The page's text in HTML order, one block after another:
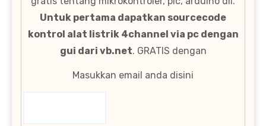
Untuk pertama dapatkan sourcecode
kontrol alat listrik 4channel via pc dengan
gui dari vb.net. GRATIS dengan
Masukkan email anda disini